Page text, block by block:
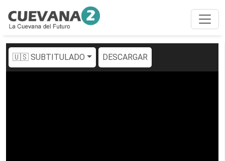
🇺🇸 SUBTITULADO DESCARGAR